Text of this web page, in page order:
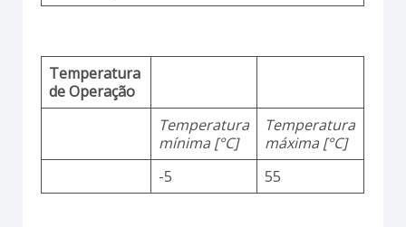
Temperatura
de Operação
Temperatura
mínima [°C]
Temperatura
máxima [°C]
-5
55